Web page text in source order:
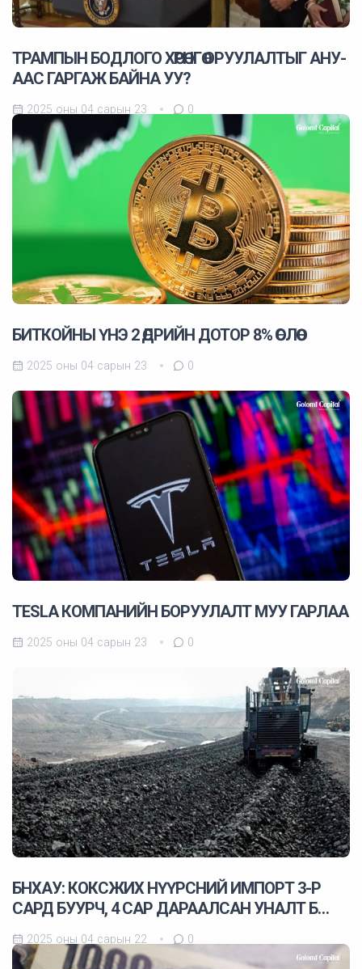
ТРАМПЫН БОДЛОГО ХӨРӨНГӨ ОРУУЛАЛТЫГ АНУ-
ААС ГАРГАЖ БАЙНА УУ?
2025 оны 04 сарын 23 0
БИТКОЙНЫ ҮНЭ 2 ӨДРИЙН ДОТОР 8% ӨСЛӨӨ
2025 оны 04 сарын 23 0
TESLA КОМПАНИЙН БОРУУЛАЛТ МУУ ГАРЛАА
2025 оны 04 сарын 23 0
БНХАУ: КОКСЖИХ НҮҮРСНИЙ ИМПОРТ 3-Р
САРД БУУРЧ, 4 САР ДАРААЛСАН УНАЛТ Б…
2025 оны 04 сарын 22 0